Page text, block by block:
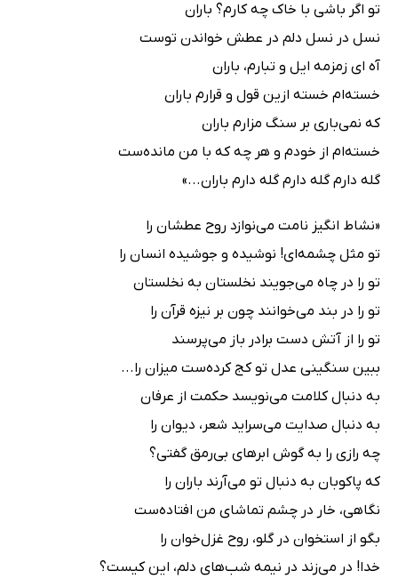
تو اگر باشی با خاک چه کارم؟ باران
نسل در نسل دلم در عطش خواندن توست
آه ای زمزمه ایل و تبارم، باران
خسته‌ام خسته ازین قول و قرارم باران
که نمی‌باری بر سنگ مزارم باران
خسته‌ام از خودم و هر چه که با من مانده‌ست
گله دارم گله دارم گله‌ دارم باران...»
«نشاط انگیز نامت می‌نوازد روح عطشان را
تو مثل چشمه‌ای! نوشیده و جوشیده انسان را
تو را در چاه می‌جویند نخلستان به نخلستان
تو را در بند می‌خوانند چون بر نیزه قرآن را
تو را از آتش دست برادر باز می‌پرسند
ببین سنگینی عدل تو کج کرده‌ست میزان را...
به دنبال کلامت می‌نویسد حکمت از عرفان
به دنبال صدایت می‌سراید شعر، دیوان را
چه رازی را به گوش ابرهای بی‌رمق گفتی؟
که پاکوبان به دنبال تو می‌آرند باران را
نگاهی، خار در چشم تماشای من افتاده‌ست
بگو از استخوان در گلو، روح غزل‌خوان را
خدا! در می‌زند در نیمه شب‌های دلم، این کیست؟